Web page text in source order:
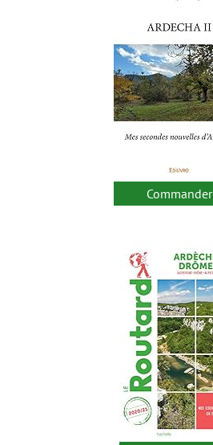
Commander